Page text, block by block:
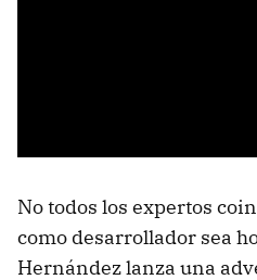
No todos los expertos
como desarrollador sea
Hernández lanza una